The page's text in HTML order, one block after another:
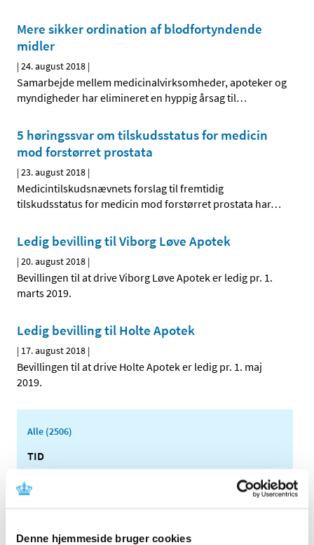
Denne hjemmeside bruger cookies
Mere sikker ordination af blodfortyndende
midler
|24. august 2018 |
Samarbejde mellem medicinalvirksomheder, apoteker og
myndigheder har elimineret en hyppig årsag til…
5 høringssvar om tilskudsstatus for medicin
mod forstørret prostata
|23. august 2018 |
Medicintilskudsnævnets forslag til fremtidig
tilskudsstatus for medicin mod forstørret prostata har…
Ledig bevilling til Viborg Løve Apotek
|20. august 2018 |
Bevillingen til at drive Viborg Løve Apotek er ledig pr. 1.
marts 2019.
Ledig bevilling til Holte Apotek
| 17. august 2018 |
Bevillingen til at drive Holte Apotek er ledig pr. 1. maj
2019.
Alle (2506)
TID
2025 (158)
2023 (195)